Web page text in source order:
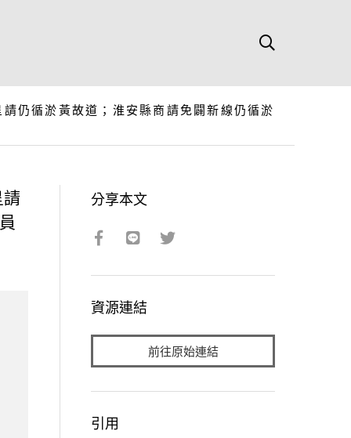
仍循淤黃故道；淮安縣商請免闢新線仍循淤
分享本文
資源連結
前往原始連結
引用